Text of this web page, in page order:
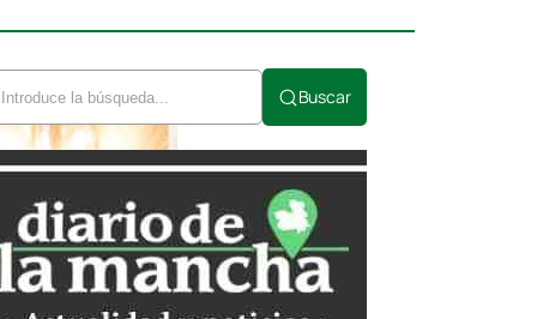
Buscar